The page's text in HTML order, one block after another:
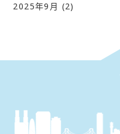
2025年9月 (2)